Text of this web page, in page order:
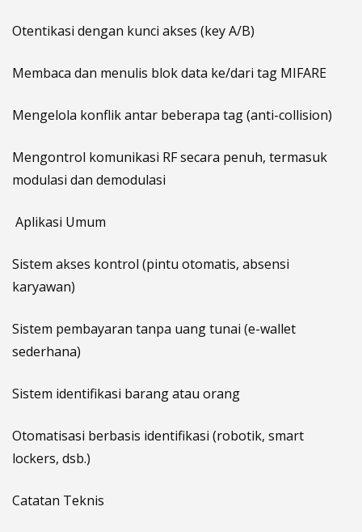
Otentikasi dengan kunci akses (key A/B)
Membaca dan menulis blok data ke/dari tag MIFARE
Mengelola konflik antar beberapa tag (anti-collision)
Mengontrol komunikasi RF secara penuh, termasuk
modulasi dan demodulasi
Aplikasi Umum
Sistem akses kontrol (pintu otomatis, absensi
karyawan)
Sistem pembayaran tanpa uang tunai (e-wallet
sederhana)
Sistem identifikasi barang atau orang
Otomatisasi berbasis identifikasi (robotik, smart
lockers, dsb.)
Catatan Teknis